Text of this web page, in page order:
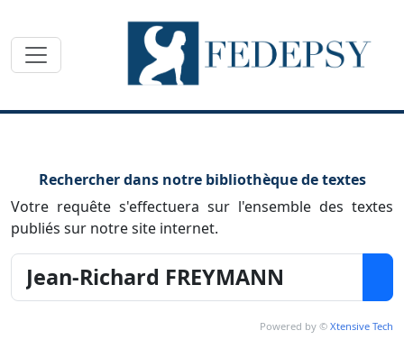
Toggle navigation
Rechercher dans notre bibliothèque de textes
Votre requête s'effectuera sur l'ensemble des textes
publiés sur notre site internet.
Powered by © Xtensive Tech